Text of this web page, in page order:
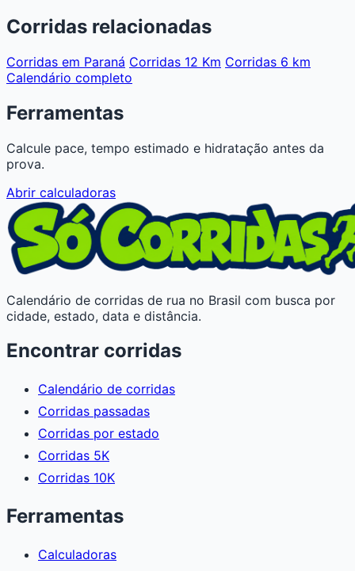
Corridas relacionadas
Corridas em Paraná Corridas 12 Km Corridas 6 km
Calendário completo
Ferramentas
Calcule pace, tempo estimado e hidratação antes da
prova.
Abrir calculadoras
Calendário de corridas de rua no Brasil com busca por
cidade, estado, data e distância.
Encontrar corridas
Calendário de corridas
Corridas passadas
Corridas por estado
Corridas 5K
Corridas 10K
Ferramentas
Calculadoras